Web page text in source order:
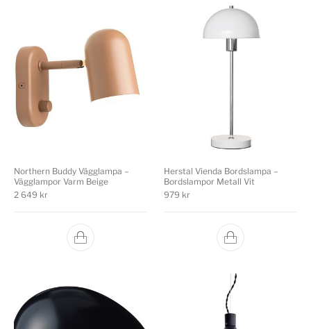
Northern Buddy Vägglampa –
Vägglampor Varm Beige
2 649 kr
Herstal Vienda Bordslampa –
Bordslampor Metall Vit
979 kr